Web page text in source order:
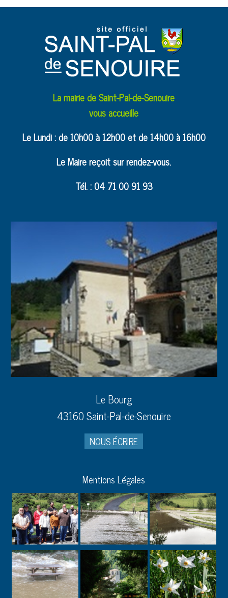
La mairie de Saint-Pal-de-Senouire
vous accueille
Le Lundi : de 10h00 à 12h00 et de 14h00 à 16h00
Le Maire reçoit sur rendez-vous.
Tél. : 04 71 00 91 93
Le Bourg
43160 Saint-Pal-de-Senouire
NOUS ÉCRIRE
Mentions Légales